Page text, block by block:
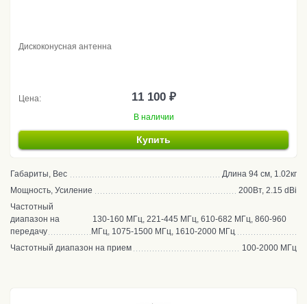
Дискоконусная антенна
Цена: 11 100 ₽
В наличии
Купить
Габариты, Вес
Длина 94 см, 1.02кг
Мощность, Усиление
200Вт, 2.15 dBi
Частотный
диапазон на
передачу
130-160 МГц, 221-445 МГц, 610-682 МГц, 860-960
МГц, 1075-1500 МГц, 1610-2000 МГц
Частотный диапазон на прием
100-2000 МГц